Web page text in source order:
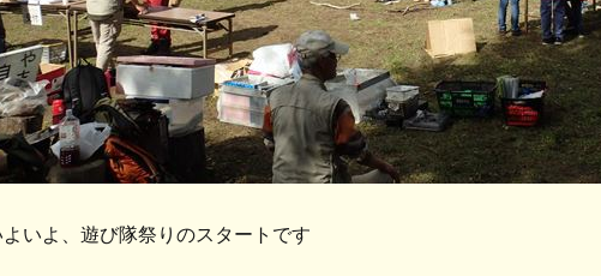
よいよ、遊び隊祭りのスタートです